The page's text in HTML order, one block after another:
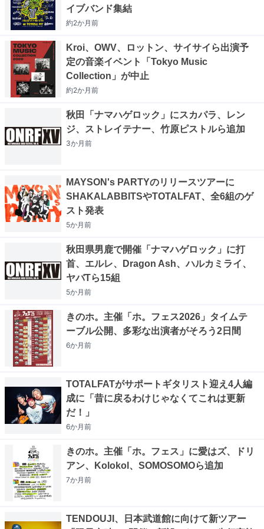
イブバンド集結
約2か月前
Kroi、OWV、ロットン、サイサイら出演予
定の音楽イベント「Tokyo Music
Collection」が中止
約2か月前
秋田「ナマハゲロック」にスカパラ、レン
ジ、ストレイテナー、竹原ピストルら追加
3か月前
MAYSON's PARTYのリリースツアーに
SHAKALABBITSやTOTALFAT、全6組のゲ
スト発表
5か月前
秋田県男鹿で開催「ナマハゲロック」に打
首、エルレ、Dragon Ash、ハルカミライ、
ヤバTら15組
5か月前
きのホ。主催「ホ。フェス2026」タイムテ
ーブル公開、多彩な出演者がそろう2日間
6か月前
TOTALFATがサポートギタリスト迎え4人編
成に「昔に戻るわけじゃなくてこれは更新
だ！」
6か月前
きのホ。主催「ホ。フェス」に愛はズ、ドリ
アン、Kolokol、SOMOSOMOら追加
7か月前
TENDOUJI、日本武道館に向けて新ツアー